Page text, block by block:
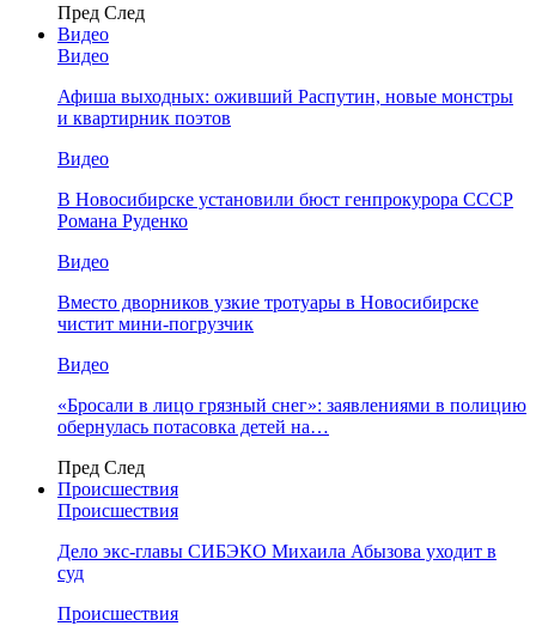
Пред След
Видео
Видео
Афиша выходных: оживший Распутин, новые монстры
и квартирник поэтов
Видео
В Новосибирске установили бюст генпрокурора СССР
Романа Руденко
Видео
Вместо дворников узкие тротуары в Новосибирске
чистит мини-погрузчик
Видео
«Бросали в лицо грязный снег»: заявлениями в полицию
обернулась потасовка детей на…
Пред След
Происшествия
Происшествия
Дело экс-главы СИБЭКО Михаила Абызова уходит в
суд
Происшествия